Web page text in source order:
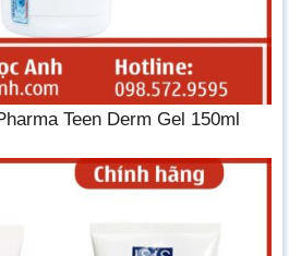
Teen Derm Gel 150ml